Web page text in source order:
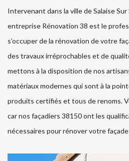
Intervenant dans la ville de Salaise
entreprise Rénovation 38 est le
s’occuper de la rénovation de votre
des travaux irréprochables et de
mettons à la disposition de nos
matériaux modernes qui sont à la
produits certifiés et tous de renoms.
car nos façadiers 38150 ont les
nécessaires pour rénover votre façade